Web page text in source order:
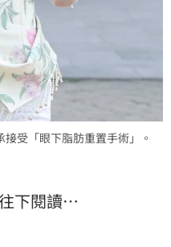
受「眼下脂肪重置手術」。
下閱讀…